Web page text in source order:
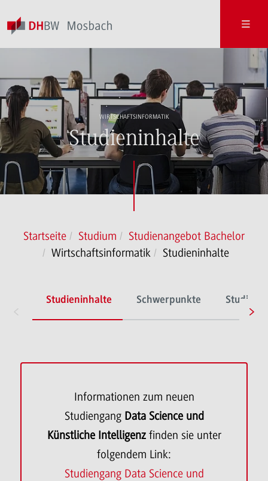
WIRTSCHAFTSINFORMATIK
Studieninhalte
Startseite Studium
Studienangebot Bachelor
Wirtschaftsinformatik
Studieninhalte
Studieninhalte Schwerpunkte
Informationen zum neuen
Studiengang Data Science und
Künstliche Intelligenzfinden sie unter
folgendem Link:
Studiengang Data Science und